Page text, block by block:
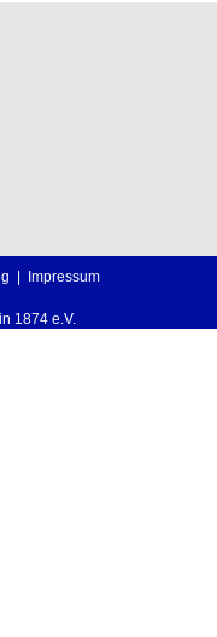
| Impressum
1874 e.V.